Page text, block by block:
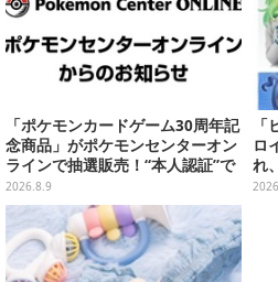
「ポケモンカードゲーム30周年記
念商品」がポケモンセンターオン
ラインで抽選販売！“本人認証”で
当選率アップ
2026.8.9
ロ
れ
に